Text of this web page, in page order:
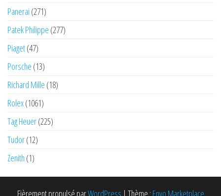
Panerai (271)
Patek Philippe (277)
Piaget(47)
Porsche (13)
Richard Mille (18)
Rolex(1061)
Tag Heuer(225)
Tudor(12)
Zenith (1)